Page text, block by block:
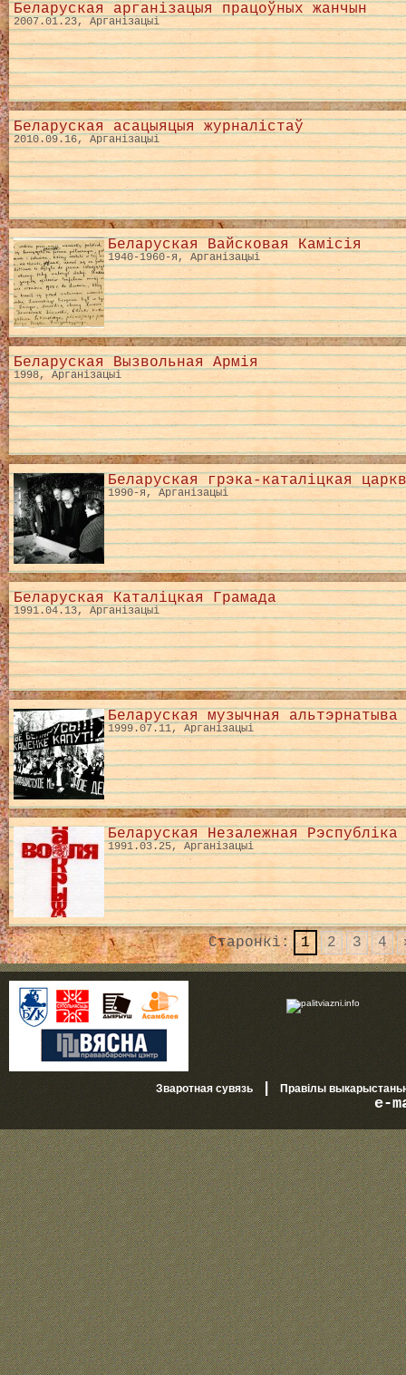
Беларуская арганізацыя працоўных жанчын
2007.01.23, Арганізацыі
Беларуская асацыяцыя журналістаў
2010.09.16, Арганізацыі
Беларуская Вайсковая Камісія
1940-1960-я, Арганізацыі
Беларуская Вызвольная Армія
1998, Арганізацыі
Беларуская грэка-каталіцкая
1990-я, Арганізацыі
Беларуская Каталіцкая Грамада
1991.04.13, Арганізацыі
Беларуская музычная альтэрнатыва
1999.07.11, Арганізацыі
Беларуская Незалежная Рэспубліка
1991.03.25, Арганізацыі
Старонкі: 1 2 3 4
Зваротная сувязь| Правілы
e-